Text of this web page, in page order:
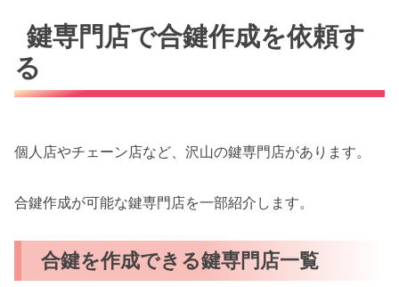
鍵専門店で合鍵作成を依頼す
る
個人店やチェーン店など、沢山の鍵専門店があります。
合鍵作成が可能な鍵専門店を一部紹介します。
合鍵を作成できる鍵専門店一覧